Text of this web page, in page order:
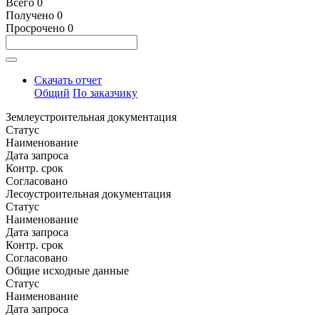
Всего 0
Получено 0
Просрочено 0
Скачать отчет
Общий По заказчику
Землеустроительная документация
Статус
Наименование
Дата запроса
Контр. срок
Согласовано
Лесоустроительная документация
Статус
Наименование
Дата запроса
Контр. срок
Согласовано
Общие исходные данные
Статус
Наименование
Дата запроса